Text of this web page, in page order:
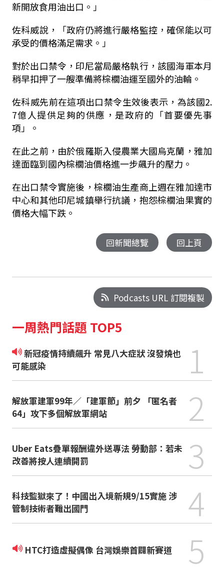
新開放食用油出口。」
佐科威說，「政府仍將進行嚴格監控，確保能以可
承受的價格滿足需求。」
對於出口禁令，印尼當局嚴格執行，該國海軍本月
稍早扣押了一艘準備將棕櫚油運至國外的油輪。
佐科威先前在這項出口禁令生效後表示，為該國2.
7億人提供足夠的供應，是政府的「首要優先事
項」。
在此之前，由於俄羅斯入侵農業大國烏克蘭，雅加
達面臨到國內棕櫚油價格進一步飆升的壓力。
在出口禁令實施後，棕櫚油生產商上週在雅加達市
中心和其他印尼城鎮舉行抗議，抱怨棕櫚油果實的
價格大幅下跌。
回新聞總覽 回上頁
Podcasts URL 訂閱複製
一周熱門話題 TOP5
新冠疫情持續飆升 常見八大症狀 沒發燒也
可能感染
1
解放軍建軍99年／「建軍節」前夕 「匿名者
64」攻下多個解放軍網站
2
Uber Eats疊單報酬違外送專法 勞動部：若未
改善將按人連續開罰
3
科技監獄來了！中國出入境新規9/15實施 涉
管制技術者難出國門
4
HTC打造虛擬偶像 台灣娛樂首闢新賽道 5